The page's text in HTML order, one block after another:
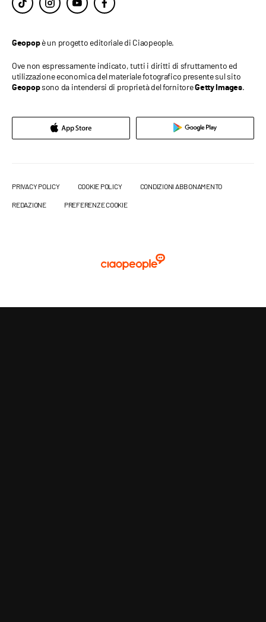
Geopopè un progetto editoriale di Ciaopeople.
Ove non espressamente indicato, tutti i diritti di sfruttamento ed
utilizzazione economica del materiale fotografico presente sul sito
Geopopsono da intendersi di proprietà del fornitoreGetty Images.
PRIVACY POLICY COOKIE POLICY CONDIZIONI ABBONAMENTO
REDAZIONE PREFERENZE COOKIE